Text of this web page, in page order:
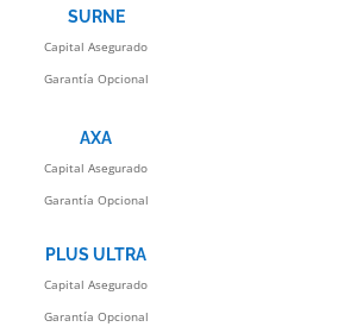
SURNE
Capital Asegurado
Garantía Opcional
AXA
Capital Asegurado
Garantía Opcional
PLUS ULTRA
Capital Asegurado
Garantía Opcional